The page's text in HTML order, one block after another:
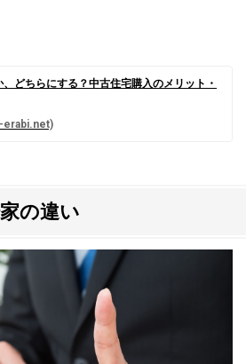
どちらにする？中古住宅購入のメリット・
の違い